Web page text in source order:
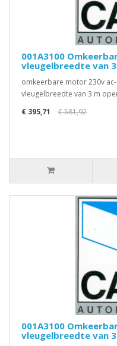
001A3100
vleugelbreedte van
omkeerbare motor 230v
vleugelbreedte van 3 m
€ 395,71
€ 581,92
001A3100
vleugelbreedte van